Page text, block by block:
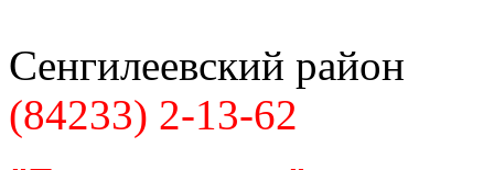
Сенгилеевский район
(84233) 2-13-62